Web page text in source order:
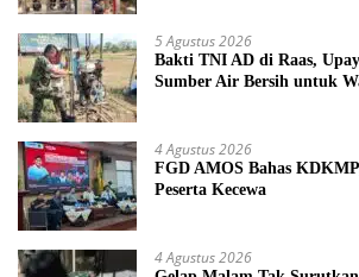
5 Agustus 2026
Bakti TNI AD di Raas,
Sumber Air Bersih untuk
4 Agustus 2026
FGD AMOS Bahas
Peserta Kecewa
4 Agustus 2026